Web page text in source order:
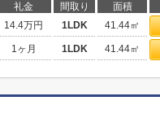
礼金 間取り 面積
14.4万円 1LDK 41.44㎡
1ヶ月 1LDK 41.44㎡